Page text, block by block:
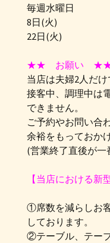
毎週水曜日
8日(火)
22日(火)
★★ お願い
当店は夫婦2人だ
接客中、調理中は
できません。
ご予約やお問い合
余裕をもっておか
(営業終了直後が一
【当店における新
①席数を減らしお
しております。
②テーブル、テー